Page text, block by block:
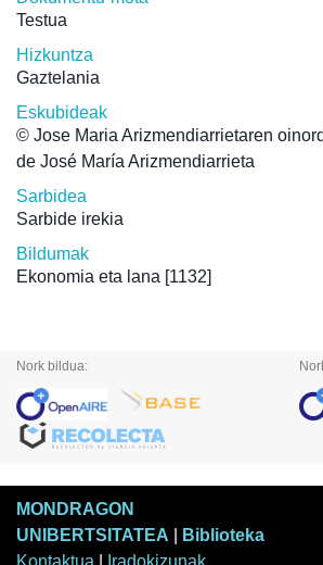
Testua
Hizkuntza
Gaztelania
Eskubideak
© Jose Maria Arizmendiarrietaren
de José María Arizmendiarrieta
Sarbidea
Sarbide irekia
Bildumak
Ekonomia eta lana [1132]
Nork bildua:
MONDRAGON
UNIBERTSITATEA
Biblioteka